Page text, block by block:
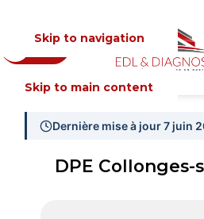
Skip to navigation
Skip to main content
MENU
Dernière mise à jour 7 juin
DPE Collonges-